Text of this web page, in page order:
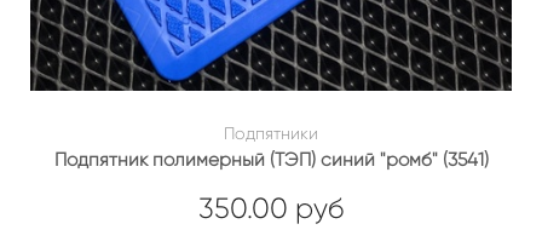
Подпятники
Подпятник полимерный (ТЭП) синий "ромб" (3541)
350.00 руб